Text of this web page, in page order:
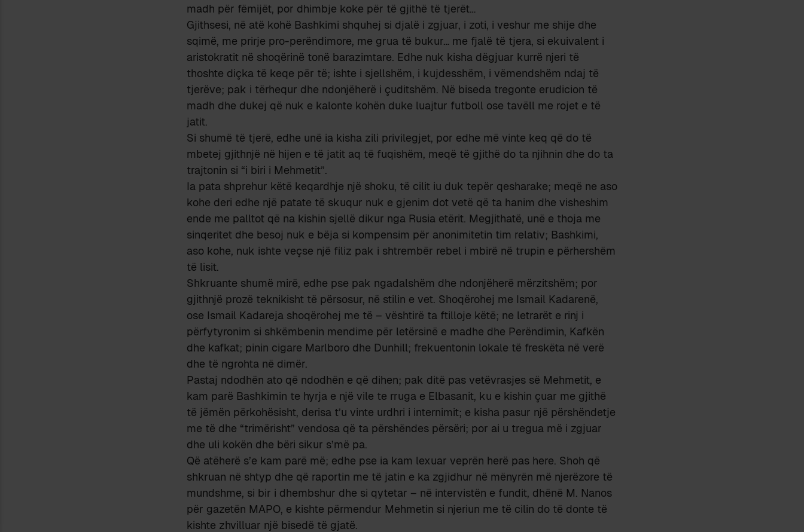
madh për fëmijët, por dhimbje koke për të gjithë të tjerët…
Gjithsesi, në atë kohë Bashkimi shquhej si djalë i zgjuar, i zoti, i veshur me shije dhe
sqimë, me prirje pro-perëndimore, me grua të bukur… me fjalë të tjera, si ekuivalent i
aristokratit në shoqërinë tonë barazimtare. Edhe nuk kisha dëgjuar kurrë njeri të
thoshte diçka të keqe për të; ishte i sjellshëm, i kujdesshëm, i vëmendshëm ndaj të
tjerëve; pak i tërhequr dhe ndonjëherë i çuditshëm. Në biseda tregonte erudicion të
madh dhe dukej që nuk e kalonte kohën duke luajtur futboll ose tavëll me rojet e të
jatit.
Si shumë të tjerë, edhe unë ia kisha zili privilegjet, por edhe më vinte keq që do të
mbetej gjithnjë në hijen e të jatit aq të fuqishëm, meqë të gjithë do ta njihnin dhe do ta
trajtonin si “i biri i Mehmetit”.
Ia pata shprehur këtë keqardhje një shoku, të cilit iu duk tepër qesharake; meqë ne aso
kohe deri edhe një patate të skuqur nuk e gjenim dot vetë që ta hanim dhe visheshim
ende me palltot që na kishin sjellë dikur nga Rusia etërit. Megjithatë, unë e thoja me
sinqeritet dhe besoj nuk e bëja si kompensim për anonimitetin tim relativ; Bashkimi,
aso kohe, nuk ishte veçse një filiz pak i shtrembër rebel i mbirë në trupin e përhershëm
të lisit.
Shkruante shumë mirë, edhe pse pak ngadalshëm dhe ndonjëherë mërzitshëm; por
gjithnjë prozë teknikisht të përsosur, në stilin e vet. Shoqërohej me Ismail Kadarenë,
ose Ismail Kadareja shoqërohej me të – vështirë ta ftilloje këtë; ne letrarët e rinj i
përfytyronim si shkëmbenin mendime për letërsinë e madhe dhe Perëndimin, Kafkën
dhe kafkat; pinin cigare Marlboro dhe Dunhill; frekuentonin lokale të freskëta në verë
dhe të ngrohta në dimër.
Pastaj ndodhën ato që ndodhën e që dihen; pak ditë pas vetëvrasjes së Mehmetit, e
kam parë Bashkimin te hyrja e një vile te rruga e Elbasanit, ku e kishin çuar me gjithë
të jëmën përkohësisht, derisa t’u vinte urdhri i internimit; e kisha pasur një përshëndetje
me të dhe “trimërisht” vendosa që ta përshëndes përsëri; por ai u tregua më i zgjuar
dhe uli kokën dhe bëri sikur s’më pa.
Që atëherë s’e kam parë më; edhe pse ia kam lexuar veprën herë pas here. Shoh që
shkruan në shtyp dhe që raportin me të jatin e ka zgjidhur në mënyrën më njerëzore të
mundshme, si bir i dhembshur dhe si qytetar – në intervistën e fundit, dhënë M. Nanos
për gazetën MAPO, e kishte përmendur Mehmetin si njeriun me të cilin do të donte të
kishte zhvilluar një bisedë të gjatë.